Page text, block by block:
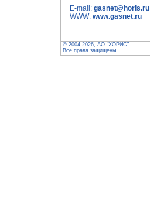
E-mail: gasnet@horis.ru
WWW: www.gasnet.ru
© 2004-2026, АО "ХОРИС"
Все права защищены.